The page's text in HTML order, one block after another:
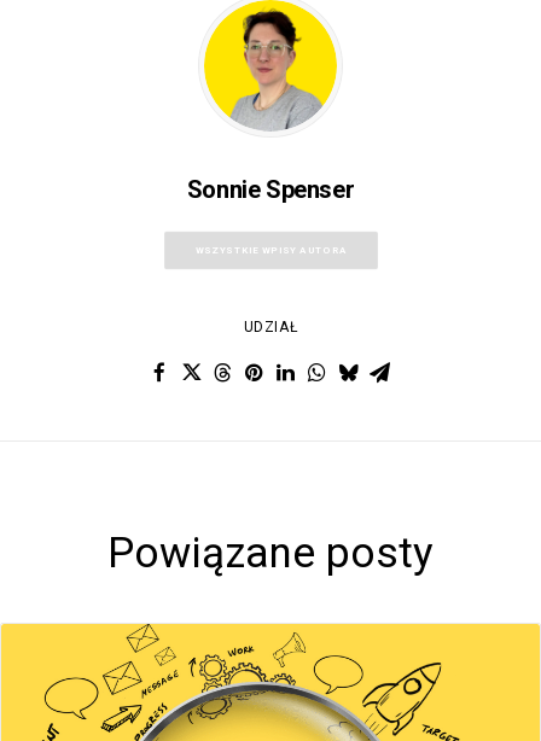
Sonnie Spenser
WSZYSTKIE WPISY AUTORA
UDZIAŁ
Powiązane posty